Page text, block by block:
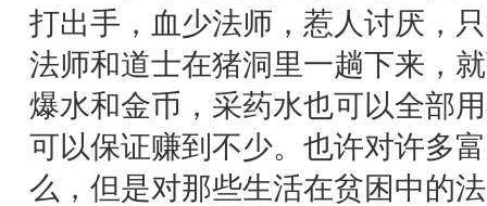
打出手，血少法师，惹人讨厌，
法师和道士在猪洞里一趟下来，
爆水和金币，采药水也可以全部
可以保证赚到不少。也许对许多
么，但是对那些生活在贫困中的